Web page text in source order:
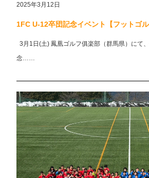
2025年3月12日
1FC U-12卒団記念イベント【フットゴル
3月1日(土) 鳳凰ゴルフ俱楽部（群馬県）にて
念……